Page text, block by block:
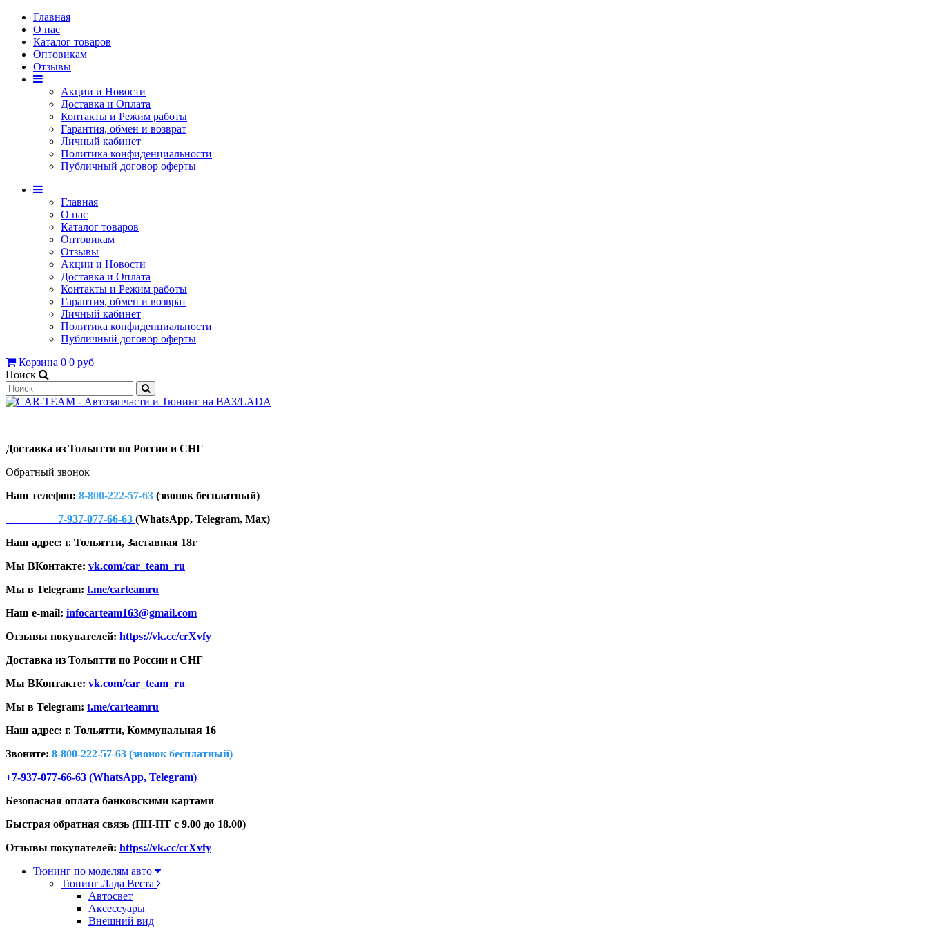
Главная
О нас
Каталог товаров
Оптовикам
Отзывы
Акции и Новости
Доставка и Оплата
Контакты и Режим работы
Гарантия, обмен и возврат
Личный кабинет
Политика конфиденциальности
Публичный договор оферты
Главная
О нас
Каталог товаров
Оптовикам
Отзывы
Акции и Новости
Доставка и Оплата
Контакты и Режим работы
Гарантия, обмен и возврат
Личный кабинет
Политика конфиденциальности
Публичный договор оферты
Корзина 0 0 руб
Поиск
Доставка из Тольятти по России и СНГ
Обратный звонок
Наш телефон: 8-800-222-57-63 (звонок бесплатный)
7-937-077-66-63 (WhatsApp, Telegram, Max)
Наш адрес: г. Тольятти, Заставная 18г
Мы ВКонтакте: vk.com/car_team_ru
Мы в Telegram: t.me/carteamru
Наш e-mail: infocarteam163@gmail.com
Отзывы покупателей: https://vk.cc/crXvfy
Доставка из Тольятти по России и СНГ
Мы ВКонтакте: vk.com/car_team_ru
Мы в Telegram: t.me/carteamru
Наш адрес: г. Тольятти, Коммунальная 16
Звоните: 8-800-222-57-63 (звонок бесплатный)
+7-937-077-66-63 (WhatsApp, Telegram)
Безопасная оплата банковскими картами
Быстрая обратная связь (ПН-ПТ с 9.00 до 18.00)
Отзывы покупателей: https://vk.cc/crXvfy
Тюнинг по моделям авто
Тюнинг Лада Веста
Автосвет
Аксессуары
Внешний вид